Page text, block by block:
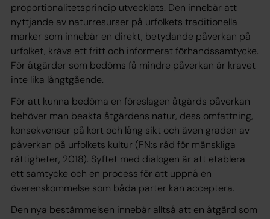
proportionalitetsprincip utvecklats. Den innebär att
nyttjande av naturresurser på urfolkets traditionella
marker som innebär en direkt, betydande påverkan på
urfolket, krävs ett fritt och informerat förhandssamtycke.
För åtgärder som bedöms få mindre påverkan är kravet
inte lika långtgående.
För att kunna bedöma en föreslagen åtgärds påverkan
behöver man beakta åtgärdens natur, dess omfattning,
konsekvenser på kort och lång sikt och även graden av
påverkan på urfolkets kultur (FN:s råd för mänskliga
rättigheter, 2018). Syftet med dialogen är att etablera
ett samtycke och en process för att uppnå en
överenskommelse som båda parter kan acceptera.
Den nya bestämmelsen innebär alltså att en åtgärd som